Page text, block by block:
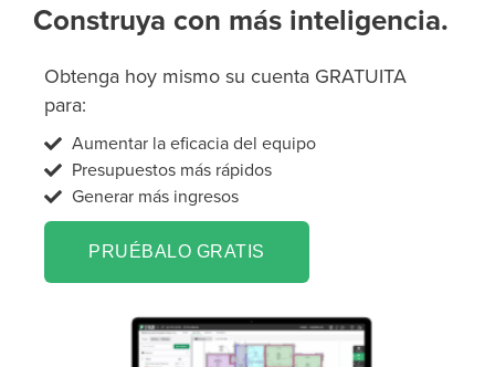
Construya con más inteligencia.
Obtenga hoy mismo su cuenta GRATUITA
para:
Aumentar la eficacia del equipo
Presupuestos más rápidos
Generar más ingresos
PRUÉBALO GRATIS